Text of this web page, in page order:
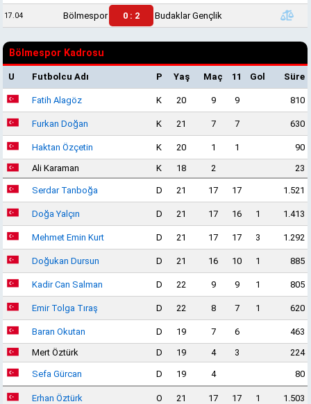
17.04 Bölmespor 0 : 2 Budaklar Gençlik
Bölmespor Kadrosu
U Futbolcu Adı P Yaş Maç 11 Gol Süre
Fatih Alagöz K 20 9 9 810
Furkan Doğan K 21 7 7 630
Haktan Özçetin K 20 1 1
90
Ali Karaman
K 18 2 23
Serdar Tanboğa D 21 17 17 1.521
Doğa Yalçın D 21 17 16 1 1.413
Mehmet Emin Kurt D 21 17 17 3 1.292
Doğukan Dursun D 21 16 10 1 885
Kadir Can Salman D 22 9 9 1 805
Emir Tolga Tıraş D 22 8 7 1 620
Baran Okutan D 19 7 6
463
Mert Öztürk
D 19 4 3 224
Sefa Gürcan D 19 4 80
Erhan Öztürk O 21 17 17 1 1.503